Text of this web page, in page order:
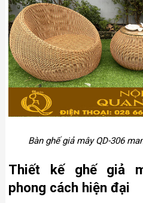
Bàn ghế giả mây QD-306
Thiết kế ghế giả
phong cách hiện đại